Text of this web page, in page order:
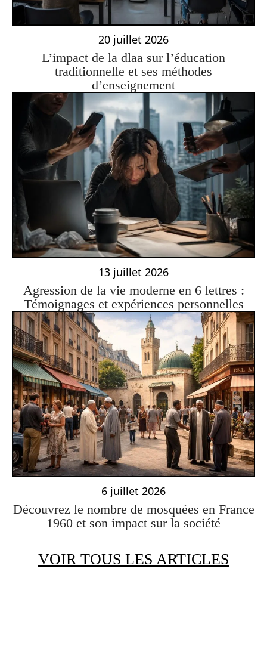
20 juillet 2026
L’impact de la dlaa sur l’éducation
traditionnelle et ses méthodes
d’enseignement
13 juillet 2026
Agression de la vie moderne en 6 lettres :
Témoignages et expériences personnelles
6 juillet 2026
Découvrez le nombre de mosquées en France
1960 et son impact sur la société
VOIR TOUS LES ARTICLES